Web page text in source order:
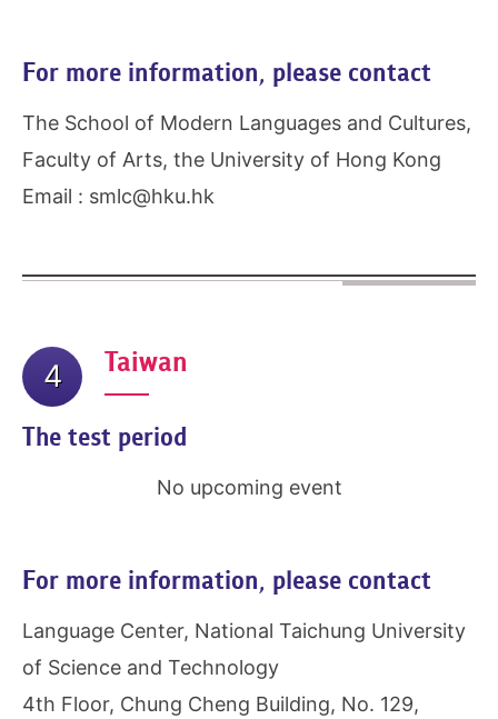
For more information, please contact
The School of Modern Languages and Cultures,
Faculty of Arts, the University of Hong Kong
Email : smlc@hku.hk
4 Taiwan
The test period
No upcoming event
For more information, please contact
Language Center, National Taichung University
of Science and Technology
4th Floor, Chung Cheng Building, No. 129,